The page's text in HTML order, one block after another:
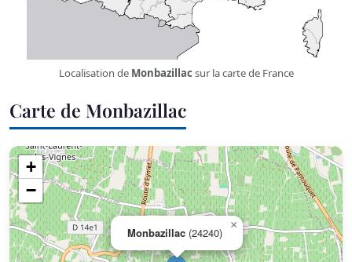
Localisation de Monbazillac sur la carte de France
Carte de Monbazillac
Monbazillac (24240)
×
+
−